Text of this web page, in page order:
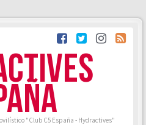
"Club C5 España - Hydractives"